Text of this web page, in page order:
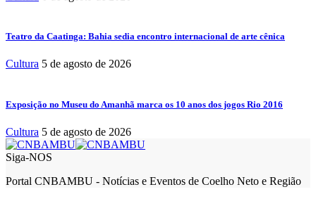
Teatro da Caatinga: Bahia sedia encontro internacional de arte cênica
Cultura 5 de agosto de 2026
Exposição no Museu do Amanhã marca os 10 anos dos jogos Rio 2016
Cultura 5 de agosto de 2026
Siga-NOS
Portal CNBAMBU - Notícias e Eventos de Coelho Neto e Região